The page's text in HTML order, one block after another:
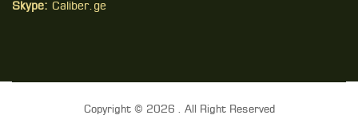
Skype: Caliber.ge
Copyright © 2026 . All Right Reserved